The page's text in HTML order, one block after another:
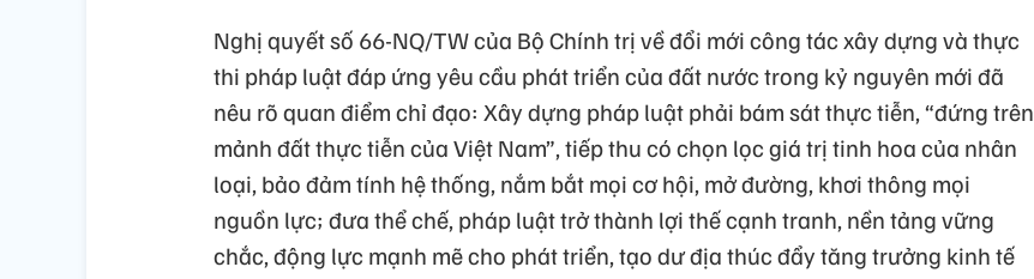
Nghị quyết số 66-NQ/TW của Bộ Chính trị về đổi mới công tác xây dựng và thực
thi pháp luật đáp ứng yêu cầu phát triển của đất nước trong kỷ nguyên mới đã
nêu rõ quan điểm chỉ đạo: Xây dựng pháp luật phải bám sát thực tiễn, “đứng trên
mảnh đất thực tiễn của Việt Nam”, tiếp thu có chọn lọc giá trị tinh hoa của nhân
loại, bảo đảm tính hệ thống, nắm bắt mọi cơ hội, mở đường, khơi thông mọi
nguồn lực; đưa thể chế, pháp luật trở thành lợi thế cạnh tranh, nền tảng vững
chắc, động lực mạnh mẽ cho phát triển, tạo dư địa thúc đẩy tăng trưởng kinh tế